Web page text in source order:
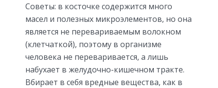
Советы: в косточке содержится много
масел и полезных микроэлементов, но она
является не перевариваемым волокном
(клетчаткой), поэтому в организме
человека не переваривается, а лишь
набухает в желудочно-кишечном тракте.
Вбирает в себя вредные вещества, как в